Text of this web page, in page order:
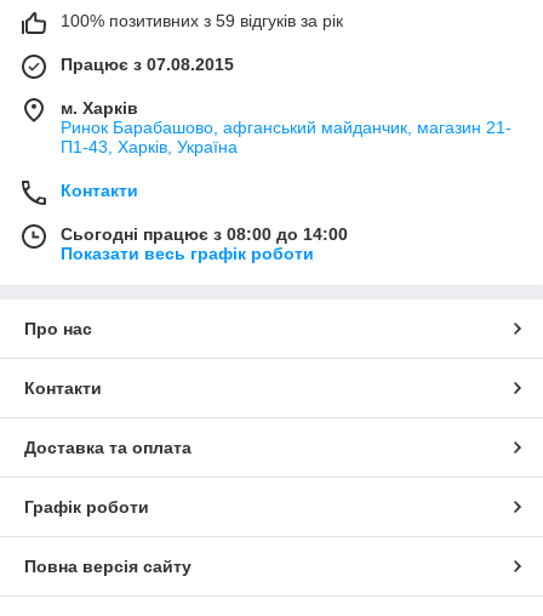
100% позитивних з 59 відгуків за рік
Працює з 07.08.2015
м. Харків
Ринок Барабашово, афганський майданчик, магазин 21-
П1-43, Харків, Україна
Контакти
Сьогодні працює з 08:00 до 14:00
Показати весь графік роботи
Про нас
Контакти
Доставка та оплата
Графік роботи
Повна версія сайту